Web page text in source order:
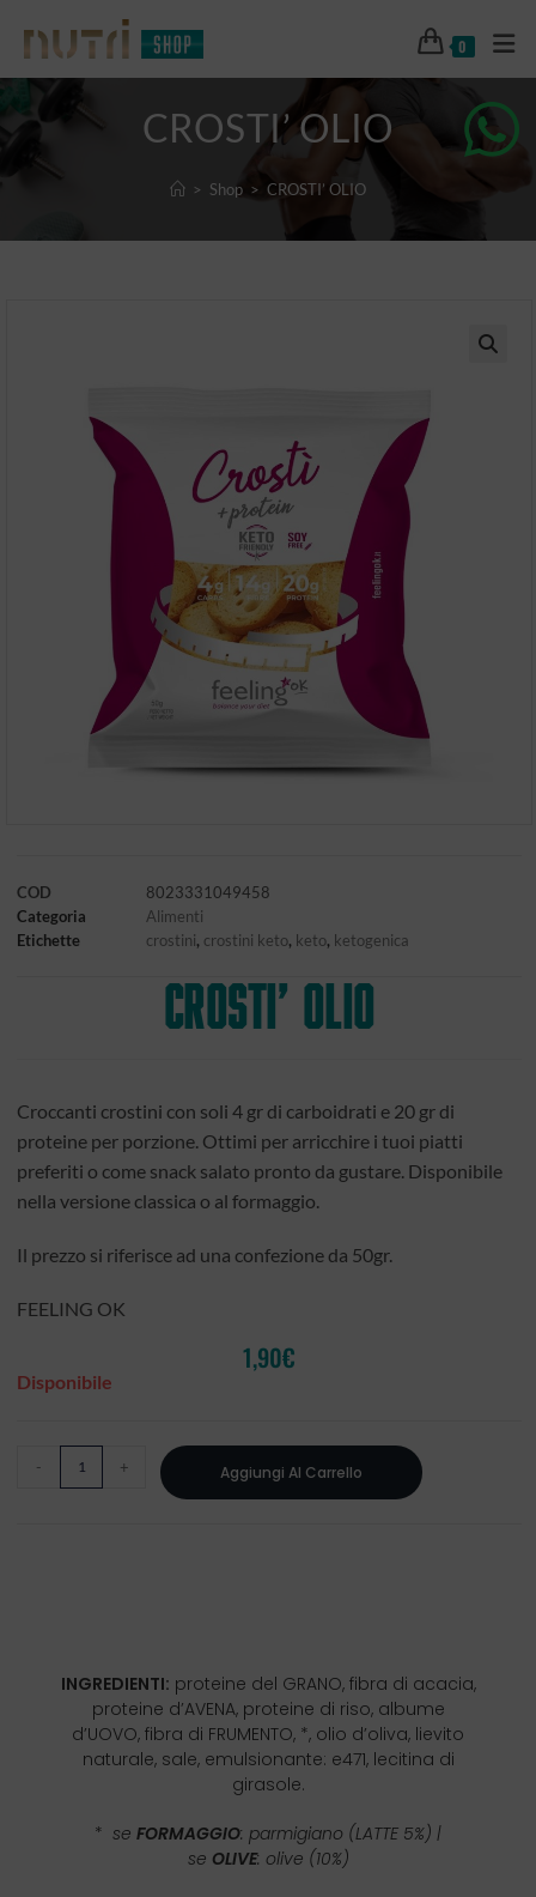
0
CROSTI’ OLIO
> Shop > CROSTI’ OLIO
COD
8023331049458
Categoria
Alimenti
Etichette
crostini, crostini keto, keto, ketogenica
CROSTI’ OLIO
Croccanti crostini con soli 4 gr di carboidrati e 20 gr di
proteine per porzione. Ottimi per arricchire i tuoi piatti
preferiti o come snack salato pronto da gustare. Disponibile
nella versione classica o al formaggio.
Il prezzo si riferisce ad una confezione da 50gr.
FEELING OK
1,90€
Disponibile
- + Aggiungi Al Carrello
INGREDIENTI: proteine del GRANO, fibra di acacia,
proteine d’AVENA, proteine di riso, albume
d’UOVO, fibra di FRUMENTO, *, olio d’oliva, lievito
naturale, sale, emulsionante: e471, lecitina di
girasole.
* se FORMAGGIO: parmigiano (LATTE 5%) |
se OLIVE: olive (10%)